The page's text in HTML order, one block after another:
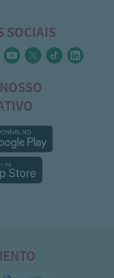
SOCIAIS